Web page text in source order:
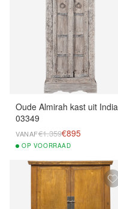
Oude Almirah kast uit India
03349
VANAF€1.359€895
OP VOORRAAD